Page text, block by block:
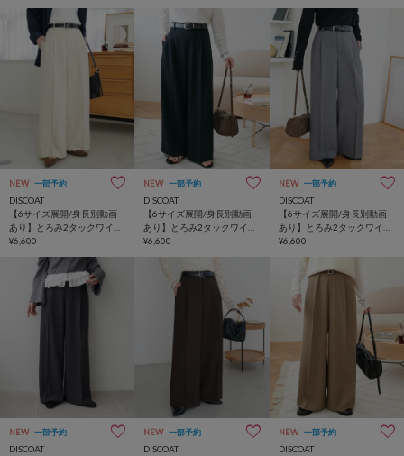
NEW 一部予約
DISCOAT
【6サイズ展開/身長別動画
あり】とろみ2タックワイド
パンツ《WEB限定カラーあ
¥6,600
NEW 一部予約
DISCOAT
【6サイズ展開/身長別動画
あり】とろみ2タックワイド
パンツ《WEB限定カラーあ
¥6,600
NEW 一部予約
DISCOAT
【6サイズ展開/身長別動画
あり】とろみ2タックワイド
パンツ《WEB限定カラーあ
¥6,600
NEW 一部予約
DISCOAT
NEW 一部予約
DISCOAT
NEW 一部予約
DISCOAT